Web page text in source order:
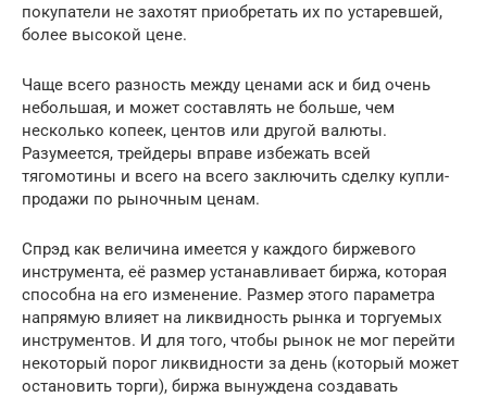
покупатели не захотят приобретать их по устаревшей,
более высокой цене.
Чаще всего разность между ценами аск и бид очень
небольшая, и может составлять не больше, чем
несколько копеек, центов или другой валюты.
Разумеется, трейдеры вправе избежать всей
тягомотины и всего на всего заключить сделку купли-
продажи по рыночным ценам.
Спрэд как величина имеется у каждого биржевого
инструмента, её размер устанавливает биржа, которая
способна на его изменение. Размер этого параметра
напрямую влияет на ликвидность рынка и торгуемых
инструментов. И для того, чтобы рынок не мог перейти
некоторый порог ликвидности за день (который может
остановить торги), биржа вынуждена создавать